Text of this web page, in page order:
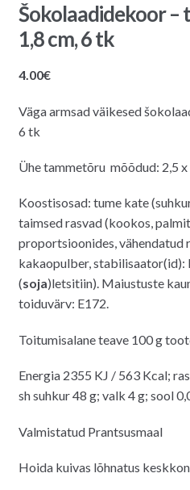
Šokolaadidekoor –
1,8 cm, 6 tk
4.00€
Väga armsad väikesed
6 tk
Ühe tammetõru mõõdud: 2,5 x
Koostisosad: tume kate
taimsed rasvad (kookos,
proportsioonides, vähendatud
kakaopulber, stabilisaator(id):
(soja)letsitiin). Maiustuste
toiduvärv: E172.
Toitumisalane teave 100 g
Energia 2355 KJ / 563 Kcal;
sh suhkur 48 g; valk 4 g; sool
Valmistatud Prantsusmaal
Hoida kuivas lõhnatus